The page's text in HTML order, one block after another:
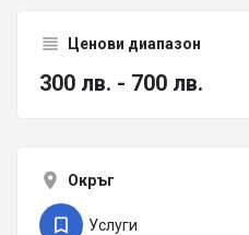
Ценови диапазон
300 лв. - 700 лв.
Окръг
Услуги